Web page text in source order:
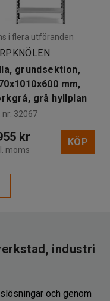
i flera utföranden
grundsektion,
mm,
grå hyllplan
nr: 32067
kr
moms
KÖP
industri
och genom